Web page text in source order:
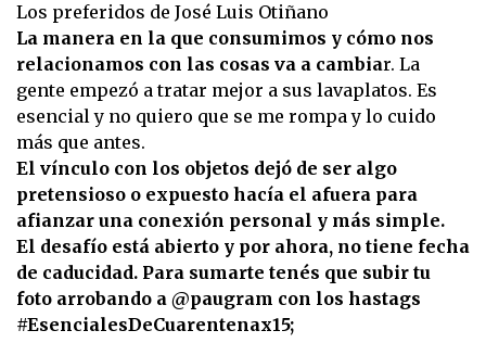
Los preferidos de José Luis Otiñano
La manera en la que consumimos y cómo nos
relacionamos con las cosas va a cambiar. La
gente empezó a tratar mejor a sus lavaplatos. Es
esencial y no quiero que se me rompa y lo cuido
más que antes.
El vínculo con los objetos dejó de ser algo
pretensioso o expuesto hacía el afuera para
afianzar una conexión personal y más simple.
El desafío está abierto y por ahora, no tiene fecha
de caducidad. Para sumarte tenés que subir tu
foto arrobando a @paugram con los hastags
#EsencialesDeCuarentenax15;